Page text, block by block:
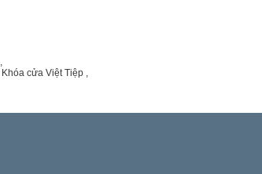
,
Khóa cửa Việt Tiệp ,